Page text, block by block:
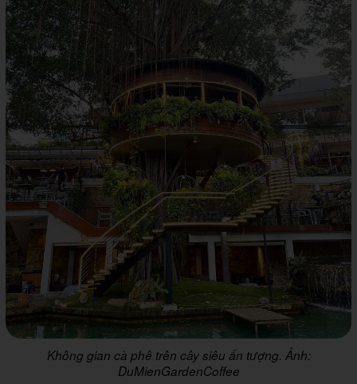
Không gian cà phê trên cây siêu ấn tượng. Ảnh:
DuMienGardenCoffee